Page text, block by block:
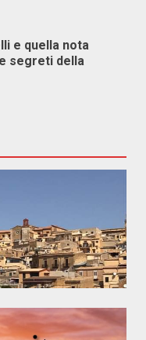
e quella nota
segreti della